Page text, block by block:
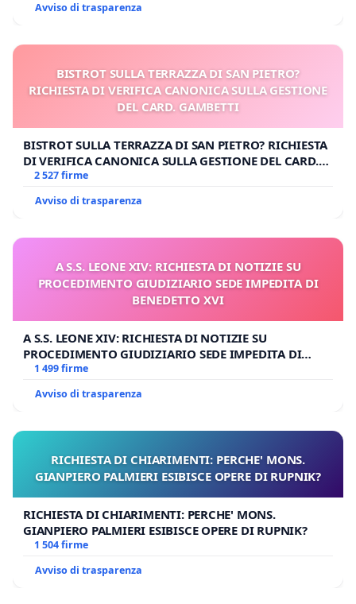
Avviso di trasparenza
BISTROT SULLA TERRAZZA DI SAN PIETRO?
RICHIESTA DI VERIFICA CANONICA SULLA GESTIONE
DEL CARD. GAMBETTI
BISTROT SULLA TERRAZZA DI SAN PIETRO? RICHIESTA
DI VERIFICA CANONICA SULLA GESTIONE DEL CARD.
GAMBETTI
2 527 firme
Avviso di trasparenza
A S.S. LEONE XIV: RICHIESTA DI NOTIZIE SU
PROCEDIMENTO GIUDIZIARIO SEDE IMPEDITA DI
BENEDETTO XVI
A S.S. LEONE XIV: RICHIESTA DI NOTIZIE SU
PROCEDIMENTO GIUDIZIARIO SEDE IMPEDITA DI
BENEDETTO XVI
1 499 firme
Avviso di trasparenza
RICHIESTA DI CHIARIMENTI: PERCHE' MONS.
GIANPIERO PALMIERI ESIBISCE OPERE DI RUPNIK?
RICHIESTA DI CHIARIMENTI: PERCHE' MONS.
GIANPIERO PALMIERI ESIBISCE OPERE DI RUPNIK?
1 504 firme
Avviso di trasparenza